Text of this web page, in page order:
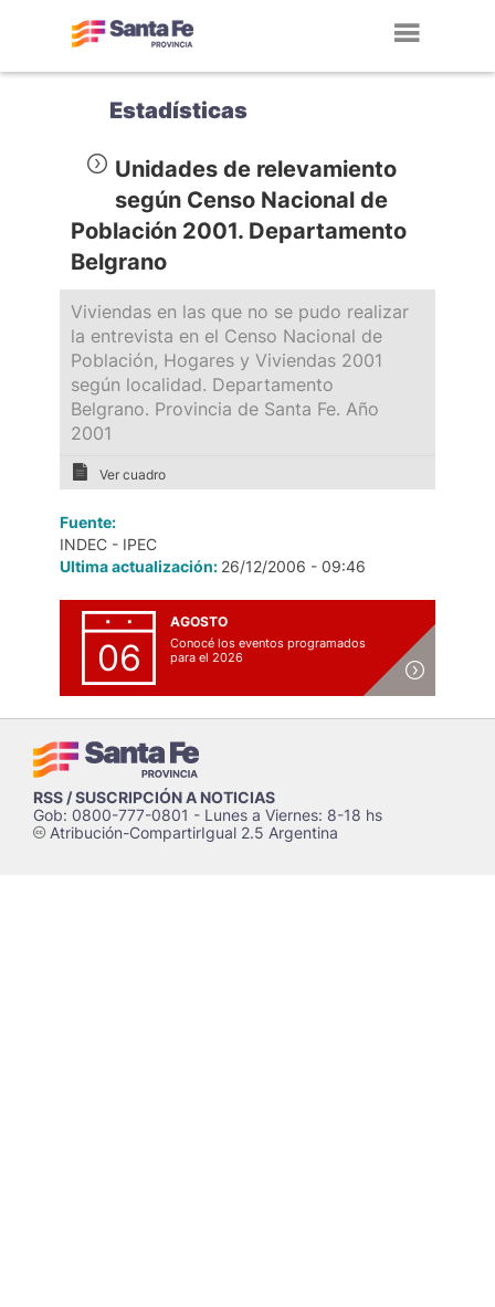
Estadísticas
Unidades de relevamiento
según Censo Nacional de
Población 2001. Departamento
Belgrano
Viviendas en las que no se pudo realizar
la entrevista en el Censo Nacional de
Población, Hogares y Viviendas 2001
según localidad. Departamento
Belgrano. Provincia de Santa Fe. Año
2001
Ver cuadro
Fuente:
INDEC - IPEC
Ultima actualización: 26/12/2006 - 09:46
06
AGOSTO
Conocé los eventos programados
para el 2026
RSS / SUSCRIPCIÓN A NOTICIAS
Gob: 0800-777-0801 - Lunes a Viernes: 8-18 hs
cAtribución-CompartirIgual 2.5 Argentina